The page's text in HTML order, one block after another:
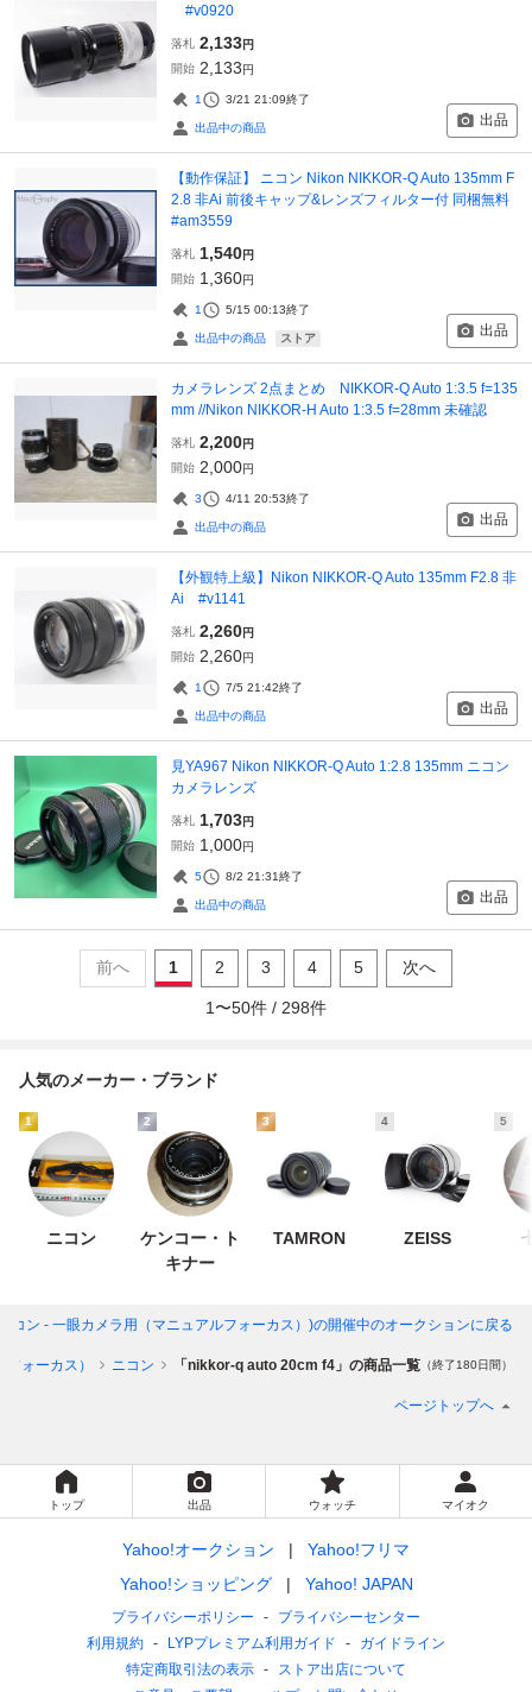
#v0920
落札 2,133円
開始 2,133円
1 3/21 21:09終了
出品中の商品 出品
【動作保証】 ニコン Nikon NIKKOR-Q Auto 135mm F
2.8 非Ai 前後キャップ&レンズフィルター付 同梱無料
#am3559
落札 1,540円
開始 1,360円
1 5/15 00:13終了
出品中の商品 ストア 出品
カメラレンズ 2点まとめ NIKKOR-Q Auto 1:3.5 f=135
mm //Nikon NIKKOR-H Auto 1:3.5 f=28mm 未確認
落札 2,200円
開始 2,000円
3 4/11 20:53終了
出品中の商品 出品
【外観特上級】Nikon NIKKOR-Q Auto 135mm F2.8 非
Ai #v1141
落札 2,260円
開始 2,260円
1 7/5 21:42終了
出品中の商品 出品
見YA967 Nikon NIKKOR-Q Auto 1:2.8 135mm ニコン
カメラレンズ
落札 1,703円
開始 1,000円
5 8/2 21:31終了
出品中の商品 出品
前へ 1 2 3 4 5 次へ
1 〜50件 / 298件
人気のメーカー・ブランド
1
ニコン
2
ケンコー・ト
キナー
3
TAMRON
4
ZEISS
5
コン - 一眼カメラ用（マニュアルフォーカス）)の開催中のオークションに戻る
ォーカス） ニコン 「nikkor-q auto 20cm f4」の商品一覧 （終了180日間）
ページトップへ
トップ 出品 ウォッチ マイオク
Yahoo!オークション
Yahoo!フリマ
Yahoo!ショッピング
Yahoo! JAPAN
プライバシーポリシー
プライバシーセンター
利用規約
LYPプレミアム利用ガイド
ガイドライン
特定商取引法の表示
ストア出店について